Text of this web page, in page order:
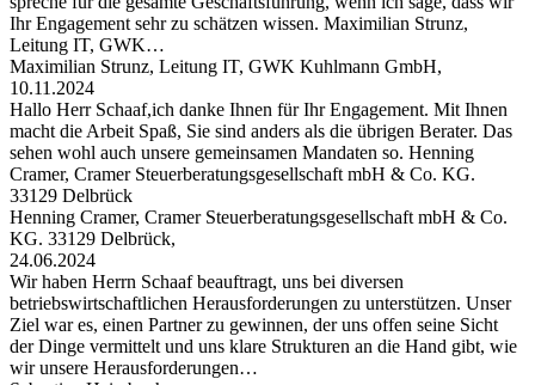
Ihr Engagement sehr zu schätzen wissen. Maximilian Strunz,
Leitung IT, GWK…
Maximilian Strunz, Leitung IT, GWK Kuhlmann GmbH,
10.11.2024
Hallo Herr Schaaf,ich danke Ihnen für Ihr Engagement. Mit Ihnen
macht die Arbeit Spaß, Sie sind anders als die übrigen Berater. Das
sehen wohl auch unsere gemeinsamen Mandaten so. Henning
Cramer, Cramer Steuerberatungsgesellschaft mbH & Co. KG.
33129 Delbrück
Henning Cramer, Cramer Steuerberatungsgesellschaft mbH & Co.
KG. 33129 Delbrück,
24.06.2024
Wir haben Herrn Schaaf beauftragt, uns bei diversen
betriebswirtschaftlichen Herausforderungen zu unterstützen. Unser
Ziel war es, einen Partner zu gewinnen, der uns offen seine Sicht
der Dinge vermittelt und uns klare Strukturen an die Hand gibt, wie
wir unsere Herausforderungen…